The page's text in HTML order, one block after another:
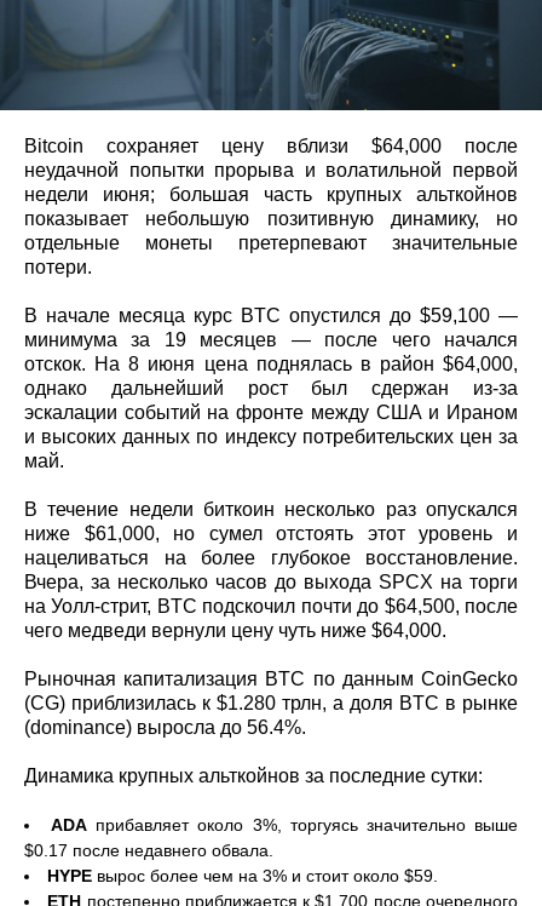
Bitcoin сохраняет цену вблизи $64,000 после
неудачной попытки прорыва и волатильной первой
недели июня; большая часть крупных альткойнов
показывает небольшую позитивную динамику, но
отдельные монеты претерпевают значительные
потери.
В начале месяца курс BTC опустился до $59,100 —
минимума за 19 месяцев — после чего начался
отскок. На 8 июня цена поднялась в район $64,000,
однако дальнейший рост был сдержан из-за
эскалации событий на фронте между США и Ираном
и высоких данных по индексу потребительских цен за
май.
В течение недели биткоин несколько раз опускался
ниже $61,000, но сумел отстоять этот уровень и
нацеливаться на более глубокое восстановление.
Вчера, за несколько часов до выхода SPCX на торги
на Уолл-стрит, BTC подскочил почти до $64,500, после
чего медведи вернули цену чуть ниже $64,000.
Рыночная капитализация BTC по данным CoinGecko
(CG) приблизилась к $1.280 трлн, а доля BTC в рынке
(dominance) выросла до 56.4%.
Динамика крупных альткойнов за последние сутки:
ADA прибавляет около 3%, торгуясь значительно выше
$0.17 после недавнего обвала.
HYPE вырос более чем на 3% и стоит около $59.
ETH постепенно приближается к $1,700 после очередного